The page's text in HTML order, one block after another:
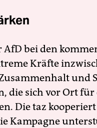
bei den
Kräfte
und
die sich vor Ort für
Die taz
Kampagne